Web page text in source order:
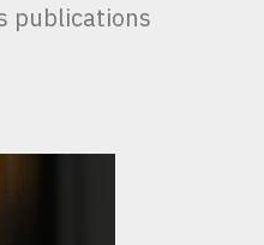
publications